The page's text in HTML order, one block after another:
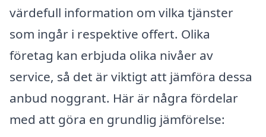
värdefull information om vilka tjänster
som ingår i respektive offert. Olika
företag kan erbjuda olika nivåer av
service, så det är viktigt att jämföra dessa
anbud noggrant. Här är några fördelar
med att göra en grundlig jämförelse: